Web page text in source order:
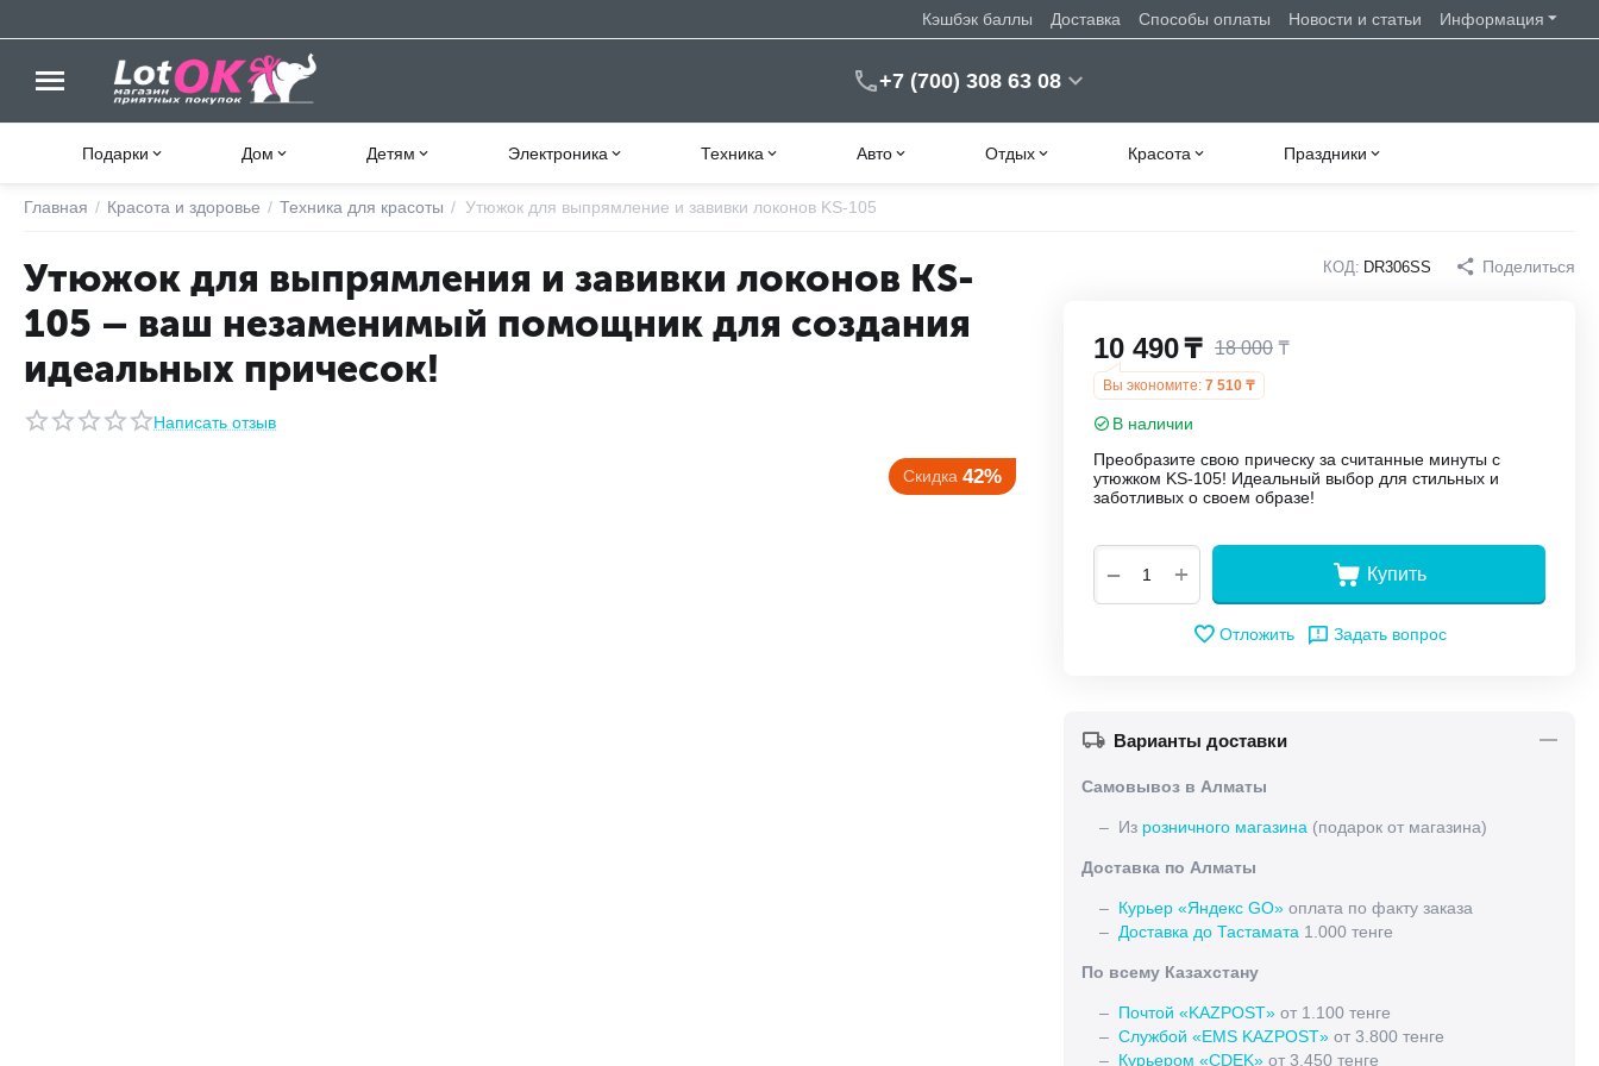
Кэшбэк баллы Доставка Способы оплаты Новости и статьи Информация
+7 (700) 308 63 08
Подарки Дом Детям Электроника Техника Авто Отдых Красота Праздники
Главная / Красота и здоровье / Техника для красоты / Утюжок для выпрямление и завивки локонов KS-105
Утюжок для выпрямления и завивки локонов KS-
105 – ваш незаменимый помощник для создания
идеальных причесок!
Написать отзыв
КОД: DR306SS Поделиться
10 490₸ 18 000 ₸
Вы экономите: 7 510 ₸
В наличии
Преобразите свою прическу за считанные минуты с
утюжком KS-105! Идеальный выбор для стильных и
заботливых о своем образе!
+
− Купить
Отложить Задать вопрос
Варианты доставки
Самовывоз в Алматы
– Из розничного магазина (подарок от магазина)
Доставка по Алматы
– Курьер «Яндекс GO» оплата по факту заказа
– Доставка до Тастамата 1.000 тенге
По всему Казахстану
– Почтой «KAZPOST» от 1.100 тенге
– Службой «EMS KAZPOST» от 3.800 тенге
– Курьером «CDEK» от 3.450 тенге